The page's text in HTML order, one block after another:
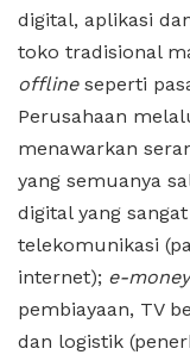
digital, aplikasi
toko tradisional
offlineseperti
Perusahaan
menawarkan
yang semuanya
digital yang
telekomunikasi
internet); e-money
pembiayaan, TV
dan logistik